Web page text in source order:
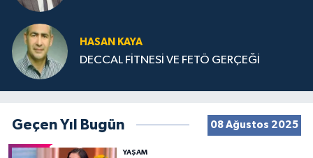
HASAN KAYA
DECCAL FİTNESİ VE FETÖ GERÇEĞİ
Geçen Yıl Bugün 08 Ağustos 2025
YAŞAM